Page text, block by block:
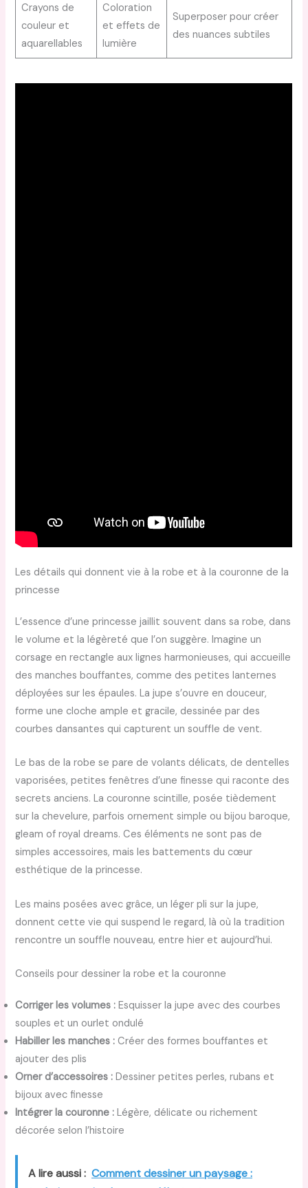
Crayons de
couleur et
aquarellables
Coloration
et effets de
lumière
Superposer pour créer
des nuances subtiles
Les détails qui donnent vie à la robe et à la couronne de la
princesse
L’essence d’une princesse jaillit souvent dans sa robe, dans
le volume et la légèreté que l’on suggère. Imagine un
corsage en rectangle aux lignes harmonieuses, qui accueille
des manches bouffantes, comme des petites lanternes
déployées sur les épaules. La jupe s’ouvre en douceur,
forme une cloche ample et gracile, dessinée par des
courbes dansantes qui capturent un souffle de vent.
Le bas de la robe se pare de volants délicats, de dentelles
vaporisées, petites fenêtres d’une finesse qui raconte des
secrets anciens. La couronne scintille, posée tièdement
sur la chevelure, parfois ornement simple ou bijou baroque,
gleam of royal dreams. Ces éléments ne sont pas de
simples accessoires, mais les battements du cœur
esthétique de la princesse.
Les mains posées avec grâce, un léger pli sur la jupe,
donnent cette vie qui suspend le regard, là où la tradition
rencontre un souffle nouveau, entre hier et aujourd’hui.
Conseils pour dessiner la robe et la couronne
Corriger les volumes : Esquisser la jupe avec des courbes
souples et un ourlet ondulé
Habiller les manches : Créer des formes bouffantes et
ajouter des plis
Orner d’accessoires : Dessiner petites perles, rubans et
bijoux avec finesse
Intégrer la couronne : Légère, délicate ou richement
décorée selon l’histoire
A lire aussi : Comment dessiner un paysage :